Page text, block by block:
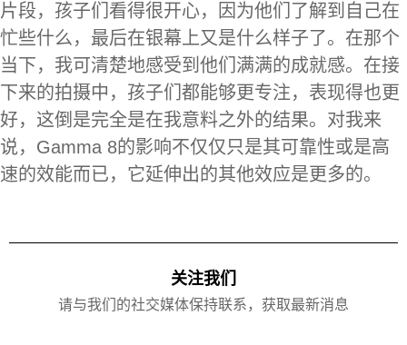
片段，孩子们看得很开心，因为他们了解到自己在
忙些什么，最后在银幕上又是什么样子了。在那个
当下，我可清楚地感受到他们满满的成就感。在接
下来的拍摄中，孩子们都能够更专注，表现得也更
好，这倒是完全是在我意料之外的结果。对我来
说，Gamma 8的影响不仅仅只是其可靠性或是高
速的效能而已，它延伸出的其他效应是更多的。
关注我们
请与我们的社交媒体保持联系，获取最新消息